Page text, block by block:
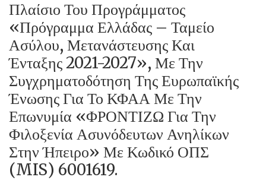
Πλαίσιο Του Προγράμματος
«Πρόγραμμα Ελλάδας – Ταμείο
Ασύλου, Μετανάστευσης Και
Ένταξης 2021-2027», Με Την
Συγχρηματοδότηση Της Ευρωπαϊκής
Ένωσης Για Το ΚΦΑΑ Με Την
Επωνυμία «ΦΡΟΝΤΙΖΩ Για Την
Φιλοξενία Ασυνόδευτων Ανηλίκων
Στην Ήπειρο» Με Κωδικό ΟΠΣ
(MIS) 6001619.